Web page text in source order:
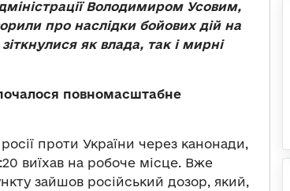
Володимиром Усовим,
про наслідки бойових дій на
як влада, так і мирні
повномасштабне
росії проти України через канонади,
виїхав на робоче місце. Вже
зайшов російський дозор, який,